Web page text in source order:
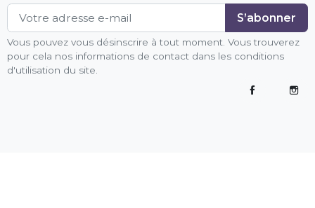
Vous pouvez vous désinscrire à tout moment. Vous trouverez
pour cela nos informations de contact dans les conditions
d'utilisation du site.